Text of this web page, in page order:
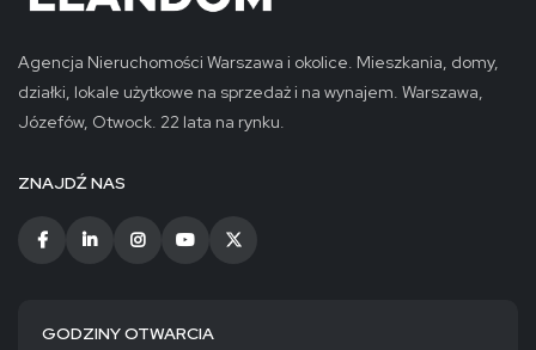
Agencja Nieruchomości Warszawa i okolice. Mieszkania, domy,
działki, lokale użytkowe na sprzedaż i na wynajem. Warszawa,
Józefów, Otwock. 22 lata na rynku.
ZNAJDŹ NAS
GODZINY OTWARCIA